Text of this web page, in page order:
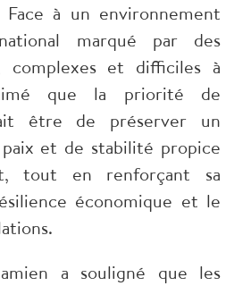
Face à un environnement
marqué par des
complexes et difficiles à
que la priorité de
être de préserver un
et de stabilité propice
tout en renforçant sa
économique et le
a souligné que les